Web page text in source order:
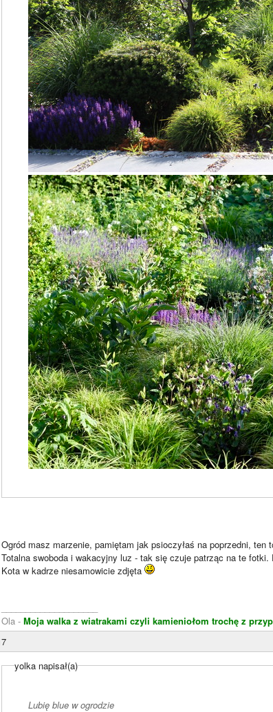
Ogród masz marzenie, pamiętam jak psioczyłaś na poprzedni, ten
Totalna swoboda i wakacyjny luz - tak się czuje patrząc na te
Kota w kadrze niesamowicie zdjęta
Ola - Moja walka z wiatrakami czyli kamieniołom trochę z
yolka napisał(a)
Lubię blue w ogrodzie